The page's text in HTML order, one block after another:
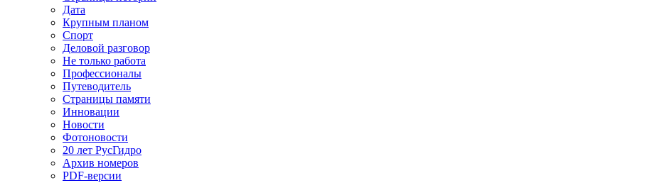
Дата
Крупным планом
Спорт
Деловой разговор
Не только работа
Профессионалы
Путеводитель
Страницы памяти
Инновации
Новости
Фотоновости
20 лет РусГидро
Архив номеров
PDF-версии